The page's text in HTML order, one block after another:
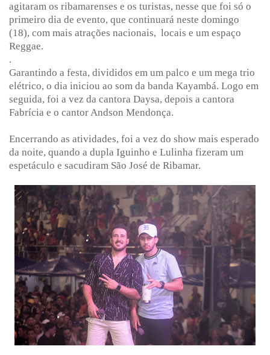
agitaram os ribamarenses e os turistas, nesse que foi só o
primeiro dia de evento, que continuará neste domingo
(18), com mais atrações nacionais, locais e um espaço
Reggae.
.
Garantindo a festa, divididos em um palco e um mega trio
elétrico, o dia iniciou ao som da banda Kayambá. Logo em
seguida, foi a vez da cantora Daysa, depois a cantora
Fabrícia e o cantor Andson Mendonça.
Encerrando as atividades, foi a vez do show mais esperado
da noite, quando a dupla Iguinho e Lulinha fizeram um
espetáculo e sacudiram São José de Ribamar.